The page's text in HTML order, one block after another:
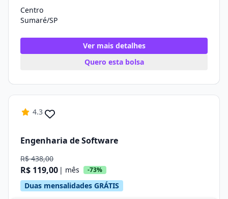
Centro
Sumaré/SP
Ver mais detalhes
Quero esta bolsa
4.3
Engenharia de Software
R$ 438,00
R$ 119,00 | mês -73%
Duas mensalidades GRÁTIS